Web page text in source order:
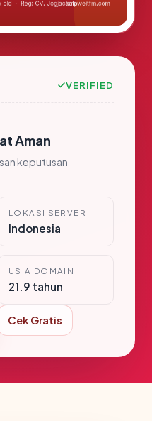
VERIFIED
Aman
keputusan
LOKASI SERVER
Indonesia
USIA DOMAIN
21.9 tahun
Cek Gratis